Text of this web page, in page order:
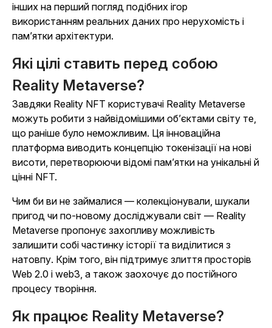
інших на перший погляд подібних ігор
використанням реальних даних про нерухомість і
пам’ятки архітектури.
Які цілі ставить перед собою
Reality Metaverse?
Завдяки Reality NFT користувачі Reality Metaverse
можуть робити з найвідомішими об’єктами світу те,
що раніше було неможливим. Ця інноваційна
платформа виводить концепцію токенізації на нові
висоти, перетворюючи відомі пам’ятки на унікальні й
цінні NFT.
Чим би ви не займалися — колекціонували, шукали
пригод чи по-новому досліджували світ — Reality
Metaverse пропонує захопливу можливість
залишити собі частинку історії та виділитися з
натовпу. Крім того, він підтримує злиття просторів
Web 2.0 і web3, а також заохочує до постійного
процесу творіння.
Як працює Reality Metaverse?